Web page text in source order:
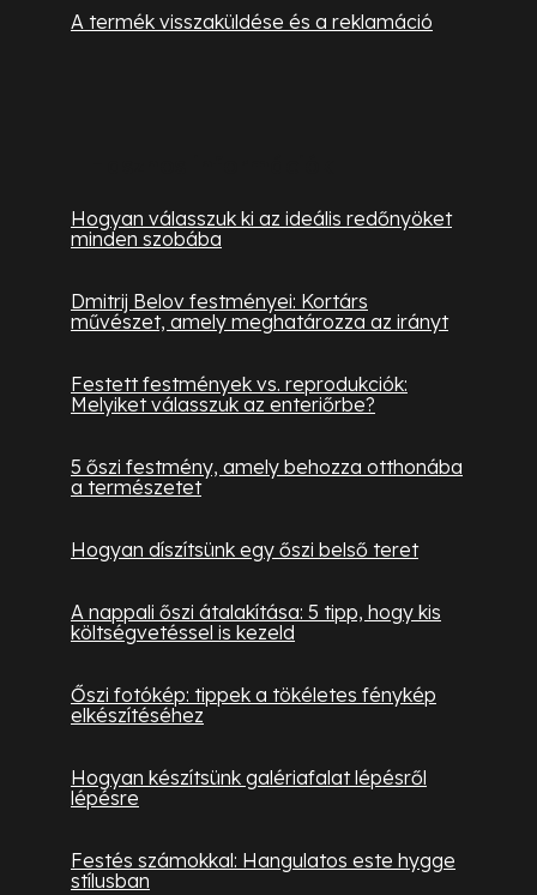
A termék visszaküldése és a reklamáció
Hogyan válasszuk ki az ideális redőnyöket
minden szobába
Dmitrij Belov festményei: Kortárs
művészet, amely meghatározza az irányt
Festett festmények vs. reprodukciók:
Melyiket válasszuk az enteriőrbe?
5 őszi festmény, amely behozza otthonába
a természetet
Hogyan díszítsünk egy őszi belső teret
A nappali őszi átalakítása: 5 tipp, hogy kis
költségvetéssel is kezeld
Őszi fotókép: tippek a tökéletes fénykép
elkészítéséhez
Hogyan készítsünk galériafalat lépésről
lépésre
Festés számokkal: Hangulatos este hygge
stílusban